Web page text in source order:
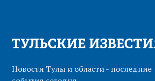
Новости Тулы и области - последние